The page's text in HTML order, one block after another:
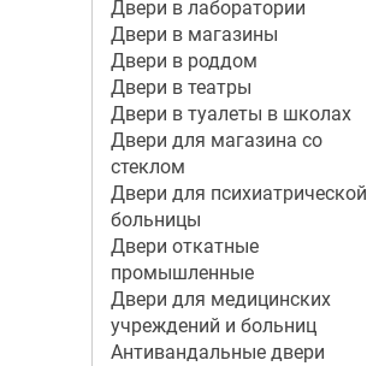
Двери в лаборатории
Двери в магазины
Двери в роддом
Двери в театры
Двери в туалеты в школах
Двери для магазина со
стеклом
Двери для психиатрической
больницы
Двери откатные
промышленные
Двери для медицинских
учреждений и больниц
Антивандальные двери